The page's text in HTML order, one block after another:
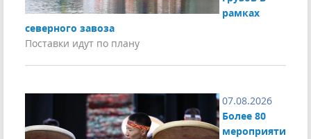
рамках
северного завоза
Поставки идут по плану
07.08.2026
Более 80
мероприяти